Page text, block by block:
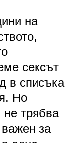
на
сексът
в списъка
Но
не трябва
за